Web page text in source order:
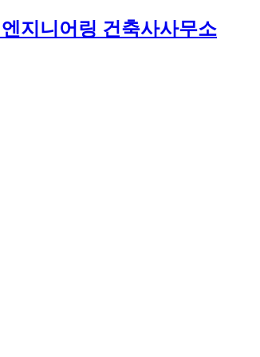
지니어링 건축사사무소